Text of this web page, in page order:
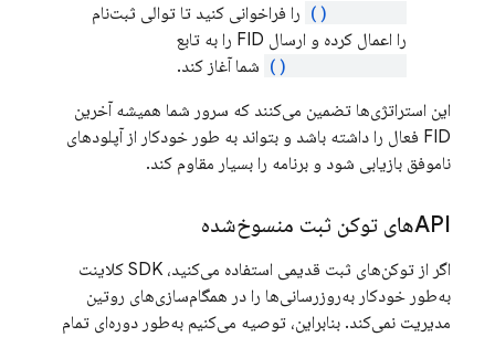
را فراخوانی کنید تا توالی ثبت‌نام
را اعمال کرده و ارسال FID را به تابع
شما آغاز کند.
این استراتژی‌ها تضمین می‌کنند که سرور شما همیشه آخرین
FID فعال را داشته باشد و بتواند به طور خودکار از آپلودهای
ناموفق بازیابی شود و برنامه را بسیار مقاوم کند.
APIهای توکن ثبت منسوخ‌شده
اگر از توکن‌های ثبت قدیمی استفاده می‌کنید، SDK کلاینت
به‌طور خودکار به‌روزرسانی‌ها را در همگام‌سازی‌های روتین
مدیریت نمی‌کند. بنابراین، توصیه می‌کنیم به‌طور دوره‌ای تمام